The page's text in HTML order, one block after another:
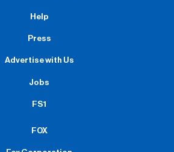
Press
Advertise with Us
Jobs
FS1
FOX
Fox Corporation